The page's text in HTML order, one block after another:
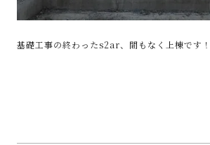
基礎工事の終わったs2ar、間もなく上棟です！